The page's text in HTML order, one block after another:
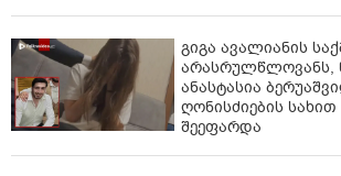
გიგა ავალიანის
არასრულწლოვანს,
ანასტასია
ღონისძიების
შეეფარდა